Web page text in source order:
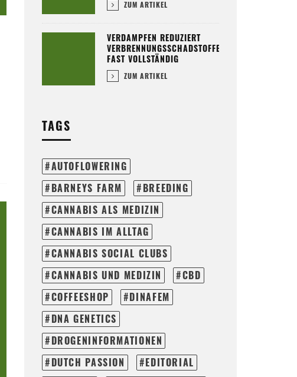
ZUM ARTIKEL
VERDAMPFEN REDUZIERT
VERBRENNUNGSSCHADSTOFFE
FAST VOLLSTÄNDIG
ZUM ARTIKEL
TAGS
AUTOFLOWERING
BARNEYS FARM
BREEDING
CANNABIS ALS MEDIZIN
CANNABIS IM ALLTAG
CANNABIS SOCIAL CLUBS
CANNABIS UND MEDIZIN
CBD
COFFEESHOP
DINAFEM
DNA GENETICS
DROGENINFORMATIONEN
DUTCH PASSION
EDITORIAL